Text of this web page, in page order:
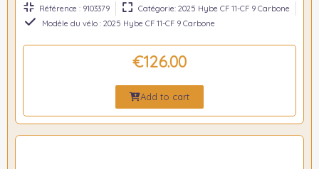
Référence : 9103379
Catégorie: 2025 Hybe CF 11-CF 9 Carbone
Modèle du vélo : 2025 Hybe CF 11-CF 9 Carbone
€126.00
Add to cart